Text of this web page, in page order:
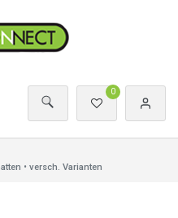
0
• versch. Varianten